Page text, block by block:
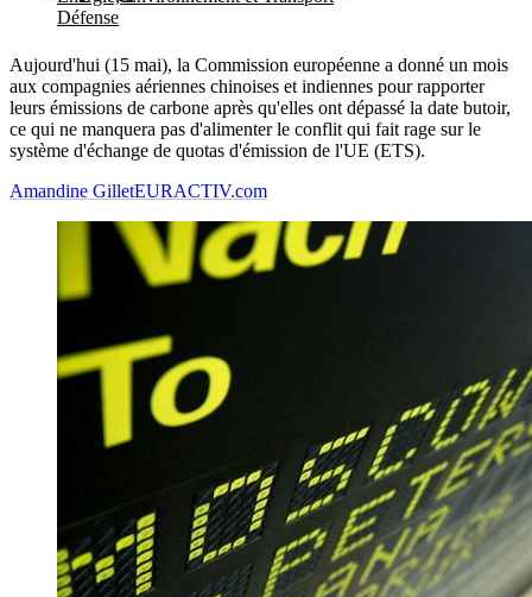
Défense
Aujourd'hui (15 mai), la Commission européenne a donné un mois
aux compagnies aériennes chinoises et indiennes pour rapporter
leurs émissions de carbone après qu'elles ont dépassé la date butoir,
ce qui ne manquera pas d'alimenter le conflit qui fait rage sur le
système d'échange de quotas d'émission de l'UE (ETS).
Amandine GilletEURACTIV.com